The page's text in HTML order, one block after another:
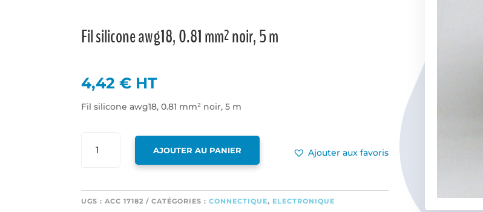
Fil silicone awg18, 0.81 mm² noir, 5 m
4,42€ HT
Fil silicone awg18, 0.81 mm² noir, 5 m
AJOUTER AU PANIER Ajouter aux favoris
UGS :ACC 17182 CATÉGORIES :CONNECTIQUE, ELECTRONIQUE